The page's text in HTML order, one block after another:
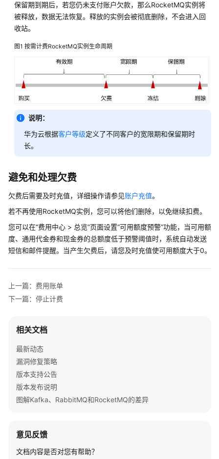
费
项
计
例
变
更
计
费
模
续
费
账
单
说
明
止
费
成
本
理
速
入
保留期到期后，若您仍未支付账户欠款，那么RocketMQ实例将
被释放，数据无法恢复。释放的实例会被彻底删除，不会进入回
收站。
图1 按需计费RocketMQ实例生命周期
说明：
华为云根据客户等级定义了不同客户的宽限期和保留期时
长。
避免和处理欠费
欠费后需要及时充值，详细操作请参见账户充值。
若不再使用RocketMQ实例，您可以将他们删除，以免继续扣费。
您可以在“费用中心 > 总览”页面设置“可用额度预警”功能，当可用额
度、通用代金券和现金券的总额度低于预警阈值时，系统自动发送
短信和邮件提醒。当产生欠费后，请您及时充值使可用额度大于0。
上一篇：费用账单
下一篇：停止计费
相关文档
最新动态
漏洞修复策略
版本支持公告
版本发布说明
图解Kafka、RabbitMQ和RocketMQ的差异
意见反馈
文档内容是否对您有帮助？